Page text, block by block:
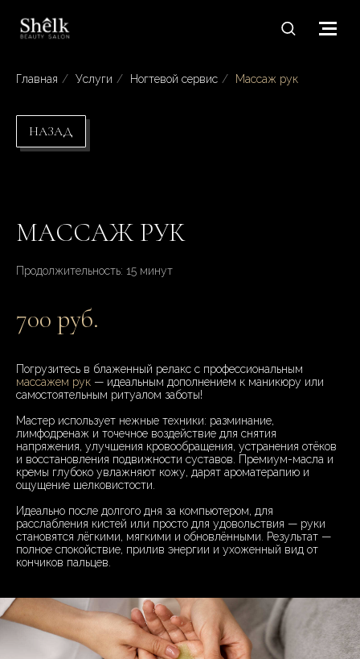
Главная / Услуги / Ногтевой сервис / Массаж рук
НАЗАД
МАССАЖ РУК
Продолжительность: 15 минут
700 руб.
Погрузитесь в блаженный релакс с профессиональным
массажем рук — идеальным дополнением к маникюру или
самостоятельным ритуалом заботы!
Мастер использует нежные техники: разминание,
лимфодренаж и точечное воздействие для снятия
напряжения, улучшения кровообращения, устранения отёков
и восстановления подвижности суставов. Премиум-масла и
кремы глубоко увлажняют кожу, дарят ароматерапию и
ощущение шелковистости.
Идеально после долгого дня за компьютером, для
расслабления кистей или просто для удовольствия — руки
становятся лёгкими, мягкими и обновлёнными. Результат —
полное спокойствие, прилив энергии и ухоженный вид от
кончиков пальцев.